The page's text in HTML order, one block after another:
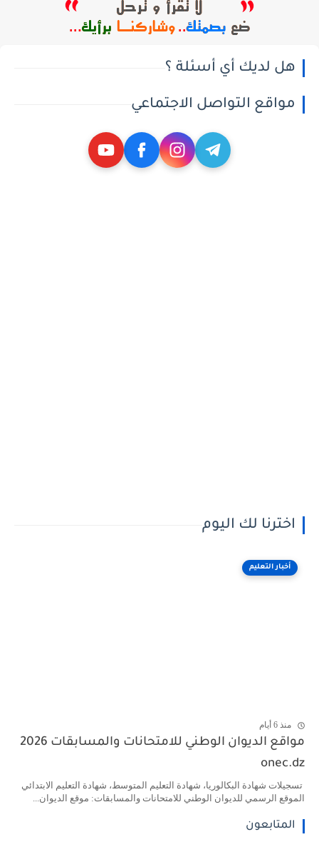
هل لديك أي أسئلة ؟
مواقع التواصل الاجتماعي
اخترنا لك اليوم
أخبار التعليم
منذ 6 أيام
مواقع الديوان الوطني للامتحانات والمسابقات 2026
onec.dz
تسجيلات شهادة البكالوريا، شهادة التعليم المتوسط، شهادة التعليم الابتدائي
الموقع الرسمي للديوان الوطني للامتحانات والمسابقات: موقع الديوان...
المتابعون